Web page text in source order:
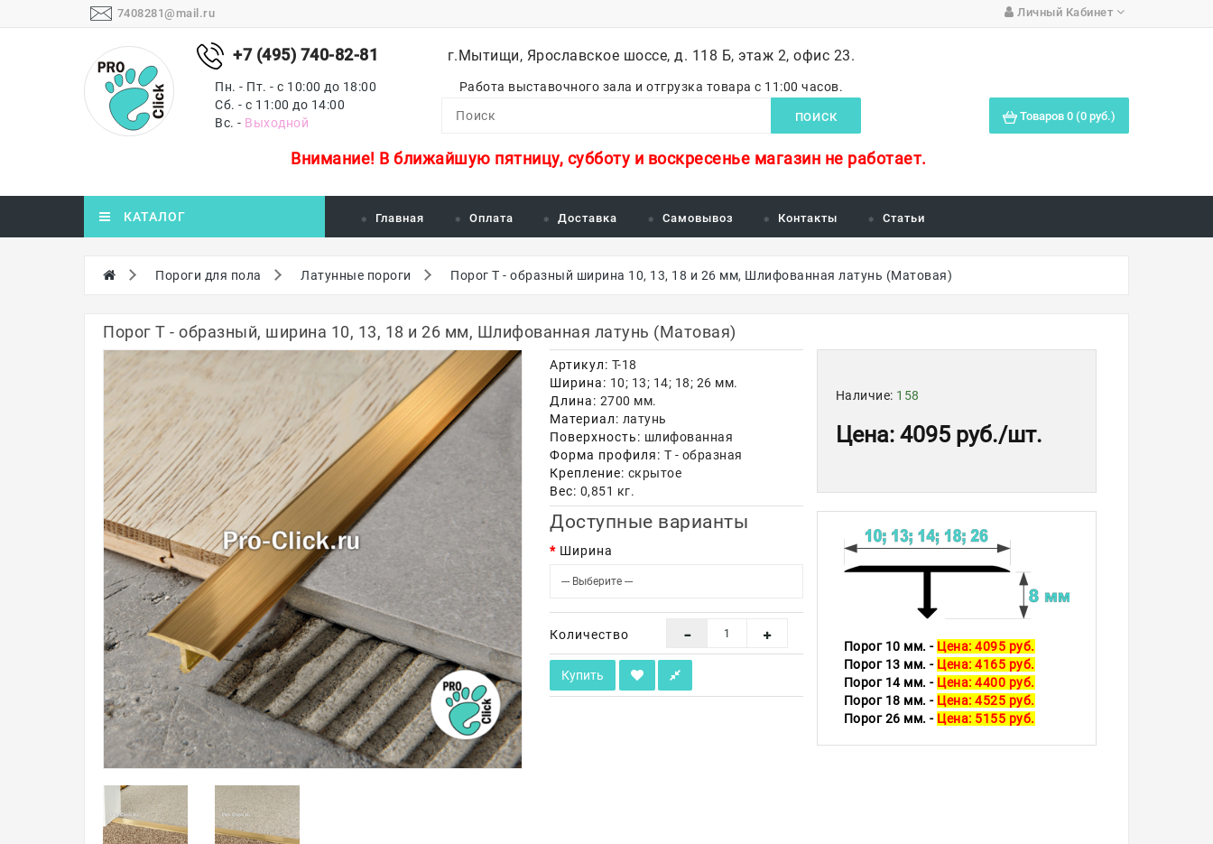
7408281@mail.ru Личный Кабинет
+7 (495) 740-82-81
Пн. - Пт. - с 10:00 до 18:00
Сб. - с 11:00 до 14:00
Вс. - Выходной
г.Мытищи, Ярославское шоссе, д. 118 Б, этаж 2, офис 23.
Работа выставочного зала и отгрузка товара с 11:00 часов.
ПОИСК Товаров 0 (0 руб.)
Внимание! В ближайшую пятницу, субботу и воскресенье магазин не работает.
КАТАЛОГ Главная Оплата Доставка Самовывоз Контакты Статьи
Пороги для пола Латунные пороги Порог Т - образный ширина 10, 13, 18 и 26 мм, Шлифованная латунь (Матовая)
Порог Т - образный, ширина 10, 13, 18 и 26 мм, Шлифованная латунь (Матовая)
Артикул: Т-18
Ширина: 10; 13; 14; 18; 26 мм.
Длина: 2700 мм.
Материал: латунь
Поверхность: шлифованная
Форма профиля: Т - образная
Крепление: скрытое
Вес: 0,851 кг.
Доступные варианты
Ширина
Количество
Купить
Наличие: 158
Цена: 4095 руб./шт.
Порог 10 мм. - Цена: 4095 руб.
Порог 13 мм. - Цена: 4165 руб.
Порог 14 мм. - Цена: 4400 руб.
Порог 18 мм. - Цена: 4525 руб.
Порог 26 мм. - Цена: 5155 руб.